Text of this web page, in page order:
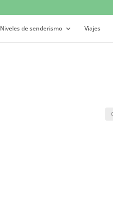
Niveles de senderismo Viajes